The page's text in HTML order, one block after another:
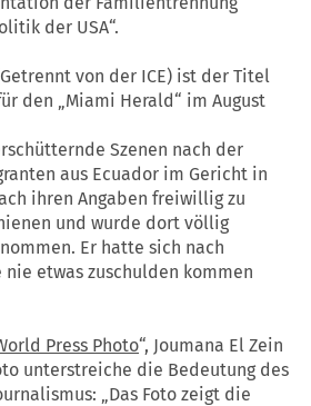
der USA“.
von der ICE) ist der Titel
den „Miami Herald“ im August
Szenen nach der
aus Ecuador im Gericht in
ihren Angaben freiwillig zu
und wurde dort völlig
Er hatte sich nach
etwas zuschulden kommen
Press Photo“, Joumana El Zein
unterstreiche die Bedeutung des
„Das Foto zeigt die